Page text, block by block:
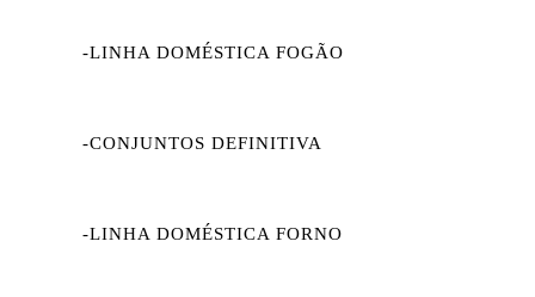
-LINHA DOMÉSTICA FOGÃO
-CONJUNTOS DEFINITIVA
-LINHA DOMÉSTICA FORNO